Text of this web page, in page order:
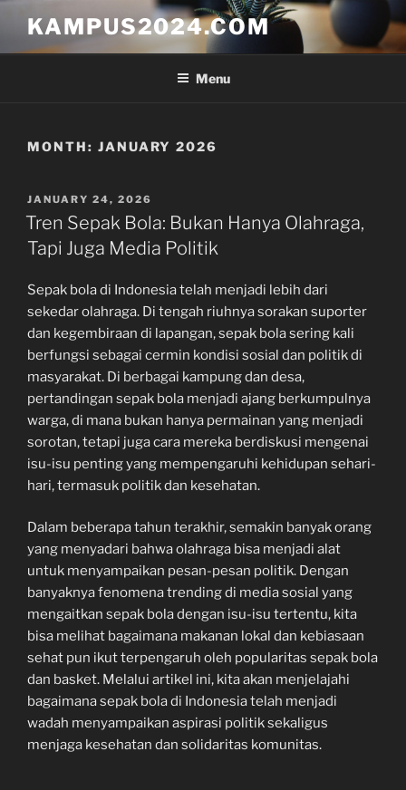
content
KAMPUS2024.COM
Menu
MONTH: JANUARY 2026
POSTED
ON
JANUARY 24, 2026
Tren Sepak Bola: Bukan Hanya Olahraga,
Tapi Juga Media Politik
Sepak bola di Indonesia telah menjadi lebih dari
sekedar olahraga. Di tengah riuhnya sorakan suporter
dan kegembiraan di lapangan, sepak bola sering kali
berfungsi sebagai cermin kondisi sosial dan politik di
masyarakat. Di berbagai kampung dan desa,
pertandingan sepak bola menjadi ajang berkumpulnya
warga, di mana bukan hanya permainan yang menjadi
sorotan, tetapi juga cara mereka berdiskusi mengenai
isu-isu penting yang mempengaruhi kehidupan sehari-
hari, termasuk politik dan kesehatan.
Dalam beberapa tahun terakhir, semakin banyak orang
yang menyadari bahwa olahraga bisa menjadi alat
untuk menyampaikan pesan-pesan politik. Dengan
banyaknya fenomena trending di media sosial yang
mengaitkan sepak bola dengan isu-isu tertentu, kita
bisa melihat bagaimana makanan lokal dan kebiasaan
sehat pun ikut terpengaruh oleh popularitas sepak bola
dan basket. Melalui artikel ini, kita akan menjelajahi
bagaimana sepak bola di Indonesia telah menjadi
wadah menyampaikan aspirasi politik sekaligus
menjaga kesehatan dan solidaritas komunitas.